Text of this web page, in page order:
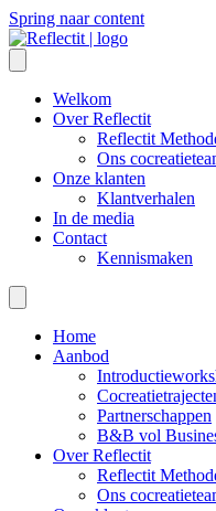
Spring naar content
Welkom
Over Reflectit
Reflectit
Ons
Onze klanten
Klantverhalen
In de media
Contact
Kennismaken
Home
Aanbod
Partnerschappen
B&B vol
Over Reflectit
Reflectit
Ons